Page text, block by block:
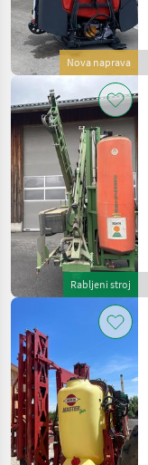
Nova naprava
Rabljeni stroj